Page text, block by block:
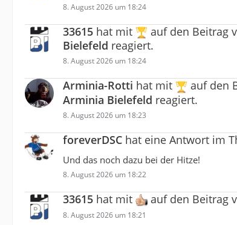
8. August 2026 um 18:24
33615 hat mit auf den Beitrag
Bielefeld reagiert.
8. August 2026 um 18:24
Arminia-Rotti hat mit auf den
Arminia Bielefeld reagiert.
8. August 2026 um 18:23
foreverDSC hat eine Antwort im
Und das noch dazu bei der Hitze!
8. August 2026 um 18:22
33615 hat mit auf den Beitrag
8. August 2026 um 18:21